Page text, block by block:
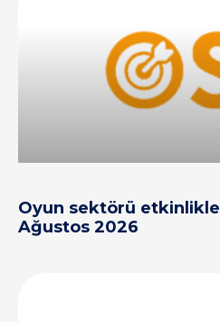
Oyun sektörü
Ağustos 2026